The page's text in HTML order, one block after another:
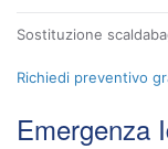
Sostituzione
Richiedi preventivo
Emergenza